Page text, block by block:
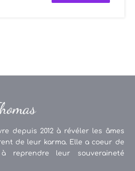
depuis 2012 à révéler les âmes
de leur karma. Elle a coeur de
reprendre leur souveraineté